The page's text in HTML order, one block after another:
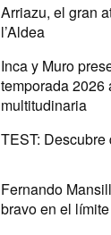
Arriazu, el gran
l’Aldea
Inca y Muro
temporada 2026
multitudinaria
TEST:
Fernando
bravo en el